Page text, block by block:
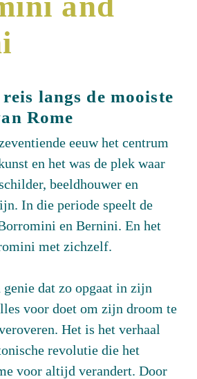
langs de mooiste
Rome
eeuw het centrum
en het was de plek waar
beeldhouwer en
In die periode speelt de
en Bernini. En het
met zichzelf.
dat zo opgaat in zijn
voor doet om zijn droom te
Het is het verhaal
revolutie die het
voor altijd verandert. Door